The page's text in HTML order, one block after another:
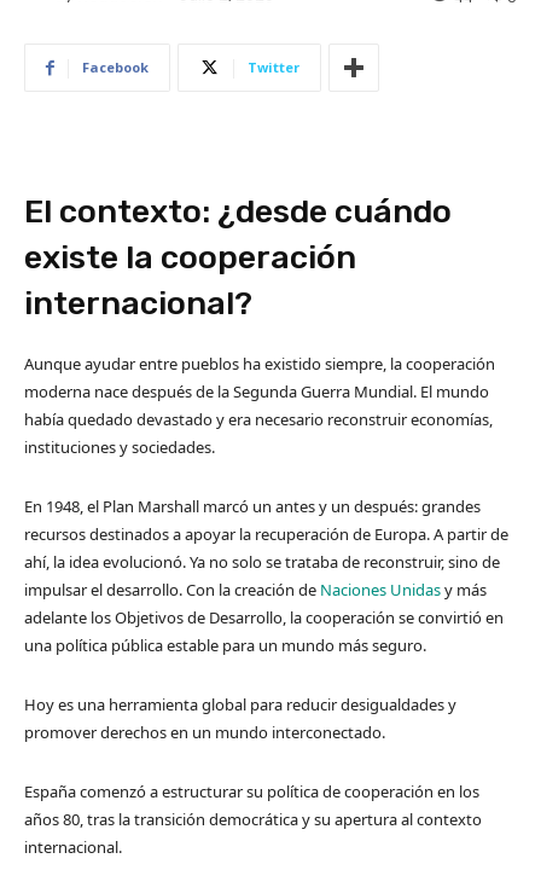
Facebook Twitter
​El contexto: ¿desde cuándo
existe la cooperación
internacional?
Aunque ayudar entre pueblos ha existido siempre, la cooperación
moderna nace después de la Segunda Guerra Mundial. El mundo
había quedado devastado y era necesario reconstruir economías,
instituciones y sociedades.
En 1948, el Plan Marshall marcó un antes y un después: grandes
recursos destinados a apoyar la recuperación de Europa. A partir de
ahí, la idea evolucionó. Ya no solo se trataba de reconstruir, sino de
impulsar el desarrollo. Con la creación de Naciones Unidasy más
adelante los Objetivos de Desarrollo, la cooperación se convirtió en
una política pública estable para un mundo más seguro.
Hoy es una herramienta global para reducir desigualdades y
promover derechos en un mundo interconectado.
España comenzó a estructurar su política de cooperación en los
años 80, tras la transición democrática y su apertura al contexto
internacional.